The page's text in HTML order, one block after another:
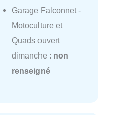
Garage Falconnet -
Motoculture et
Quads ouvert
dimanche : non
renseigné